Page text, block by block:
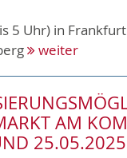
5 Uhr) in Frankfurt
weiter
AM